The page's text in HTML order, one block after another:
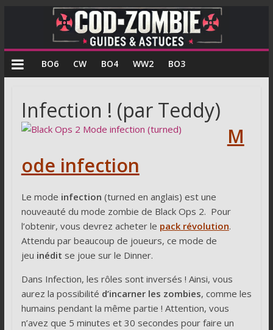
COD
Zombie
Guides
pour
zombie
de
Call
Duty
BO6 CW BO4 WW2 BO3
Infection ! (par Teddy)
M
ode infection
Le mode infection (turned en anglais) est une
nouveauté du mode zombie de Black Ops 2. Pour
l’obtenir, vous devrez acheter le pack révolution.
Attendu par beaucoup de joueurs, ce mode de
jeu inédit se joue sur le Dinner.
Dans Infection, les rôles sont inversés ! Ainsi, vous
aurez la possibilité d’incarner les zombies, comme les
humains pendant la même partie ! Attention, vous
n’avez que 5 minutes et 30 secondes pour faire un